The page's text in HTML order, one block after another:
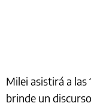
Milei asistirá a las
brinde un